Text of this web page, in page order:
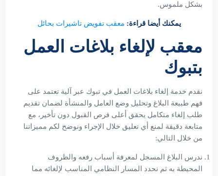
بشكل ملموس.
يمكنك أيضا قراءة: معقب تفويض تاشيرات بحائل
معقب لإلغاء بلاغات العمل
بتبوك
نقدم خدمة إلغاء بلاغات العمل في تبوك عبر آلية تعتمد على
فهم طبيعة البلاغ وتحليل وضع العامل والمنشأة لضمان تقديم
طلب إلغاء متكامل يحقق أعلى فرص القبول دون تأخير، مع
متابعة دقيقة لمنع أي تعليق خلال الإجراء ونوضح لكم مميزاتنا
من خلال التالي:
ندرس البلاغ المسجل لمعرفة أسباب رفعه والظروف
المحيطة به ثم نحدد المسار النظامي المناسب لإلغائه مما